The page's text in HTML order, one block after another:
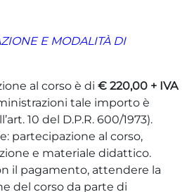
E MODALITÀ DI
al corso è di € 220,00 + IVA
tale importo è
10 del D.P.R. 600/1973).
partecipazione al corso,
e materiale didattico.
il pagamento, attendere la
del corso da parte di